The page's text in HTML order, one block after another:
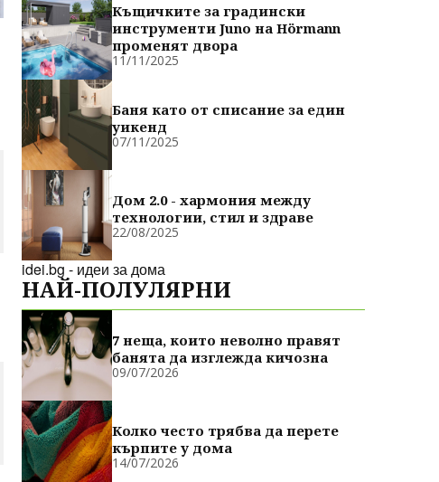
Къщичките за градински
инструменти Juno на Hörmann
променят двора
11/11/2025
Баня като от списание за един
уикенд
07/11/2025
Дом 2.0 - хармония между
технологии, стил и здраве
22/08/2025
idei.bg - идеи за дома
НАЙ-ПОЛУЛЯРНИ
7 неща, които неволно правят
банята да изглежда кичозна
09/07/2026
Колко често трябва да перете
кърпите у дома
14/07/2026